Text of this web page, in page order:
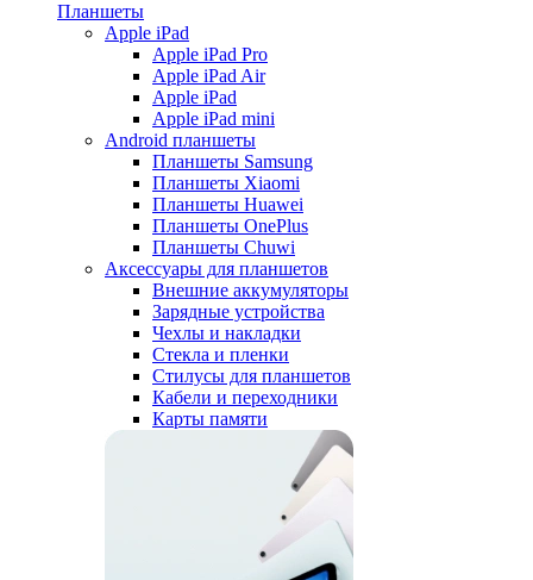
Планшеты
Apple iPad
Apple iPad Pro
Apple iPad Air
Apple iPad
Apple iPad mini
Android планшеты
Планшеты Samsung
Планшеты Xiaomi
Планшеты Huawei
Планшеты OnePlus
Планшеты Chuwi
Аксессуары для планшетов
Внешние аккумуляторы
Зарядные устройства
Чехлы и накладки
Стекла и пленки
Стилусы для планшетов
Кабели и переходники
Карты памяти